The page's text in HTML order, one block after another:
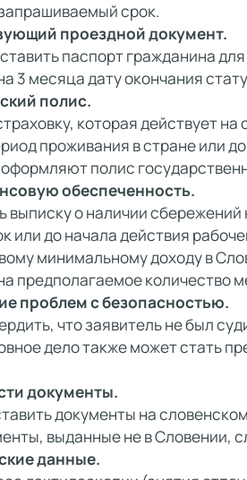
срок.
проездной документ.
паспорт гражданина
3 месяца дату окончания
полис.
которая действует на
проживания в стране или
полис
обеспеченность.
выписку о наличии сбережений
или до начала действия
минимальному доходу в
предполагаемое количество
проблем с безопасностью.
что заявитель не был
дело также может стать
документы.
документы на
выданные не в Словении,
данные.